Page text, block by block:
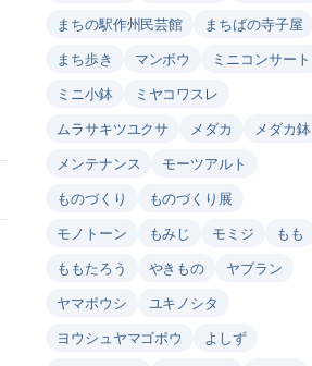
まちの駅作州民芸館
まちばの寺子屋
まち歩き
マンボウ
ミニコンサート
ミニ小鉢
ミヤコワスレ
ムラサキツユクサ
メダカ
メダカ鉢
メンテナンス
モーツアルト
ものづくり
ものづくり展
モノトーン
もみじ モミジ
もも
ももたろう
やきもの
ヤブラン
ヤマボウシ
ユキノシタ
ヨウシュヤマゴボウ
よしず